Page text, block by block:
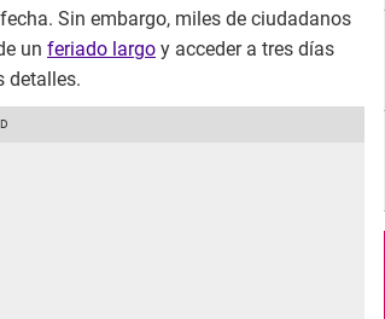
Sin embargo, miles de ciudadanos
un feriado largo y acceder a tres días
detalles.